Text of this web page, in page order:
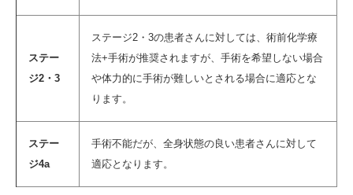
ステー
ジ2・3
ステージ2・3の患者さんに対しては、術前化学療
法+手術が推奨されますが、手術を希望しない場合
や体力的に手術が難しいとされる場合に適応とな
ります。
ステー
ジ4a
手術不能だが、全身状態の良い患者さんに対して
適応となります。